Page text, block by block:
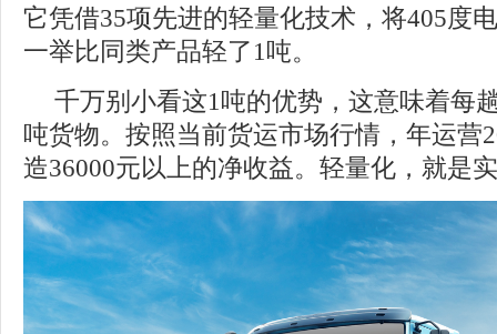
它凭借35项先进的轻量化技术，将405度
一举比同类产品轻了1吨。
千万别小看这1吨的优势，这意味着每
吨货物。按照当前货运市场行情，年运营
造36000元以上的净收益。轻量化，就是